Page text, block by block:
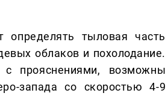
тыловая часть
облаков и похолодание.
прояснениями, возможны
запада со скоростью 4-9